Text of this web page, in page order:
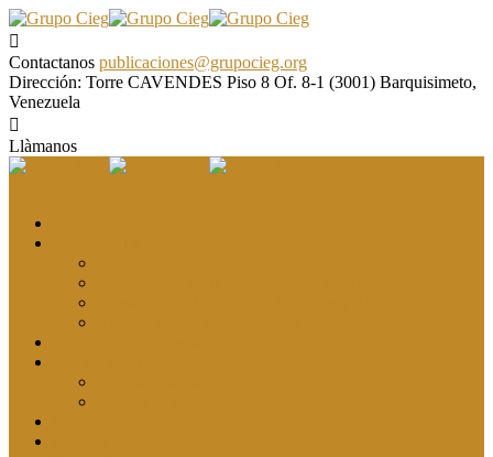
Contactanos publicaciones@grupocieg.org
Dirección: Torre CAVENDES Piso 8 Of. 8-1 (3001) Barquisimeto,
Venezuela
Llàmanos